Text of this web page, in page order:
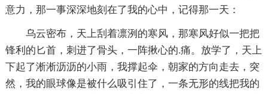
意力，那一事深深地刻在了我的心中，记得那一天：
乌云密布，天上刮着凛洌的寒风，那寒风好似一把把
锋利的匕首，刺进了骨头，一阵揪心的.痛。放学了，天上
下起了淅淅沥沥的小雨，我撑起伞，朝家的方向走去，突
然，我的眼球像是被什么吸引住了，一条无形的线把我的